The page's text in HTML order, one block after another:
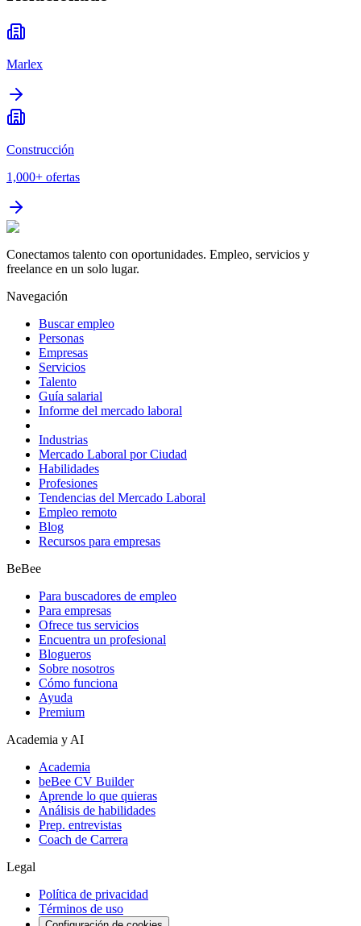
Marlex
Construcción
1,000+ ofertas
Conectamos talento con oportunidades. Empleo, servicios y
freelance en un solo lugar.
Navegación
Buscar empleo
Personas
Empresas
Servicios
Talento
Guía salarial
Informe del mercado laboral
Industrias
Mercado Laboral por Ciudad
Habilidades
Profesiones
Tendencias del Mercado Laboral
Empleo remoto
Blog
Recursos para empresas
BeBee
Para buscadores de empleo
Para empresas
Ofrece tus servicios
Encuentra un profesional
Blogueros
Sobre nosotros
Cómo funciona
Ayuda
Premium
Academia y AI
Academia
beBee CV Builder
Aprende lo que quieras
Análisis de habilidades
Prep. entrevistas
Coach de Carrera
Legal
Política de privacidad
Términos de uso